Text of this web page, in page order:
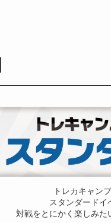
トレカキャン
スタンダードイ
対戦をとにかく楽しみた